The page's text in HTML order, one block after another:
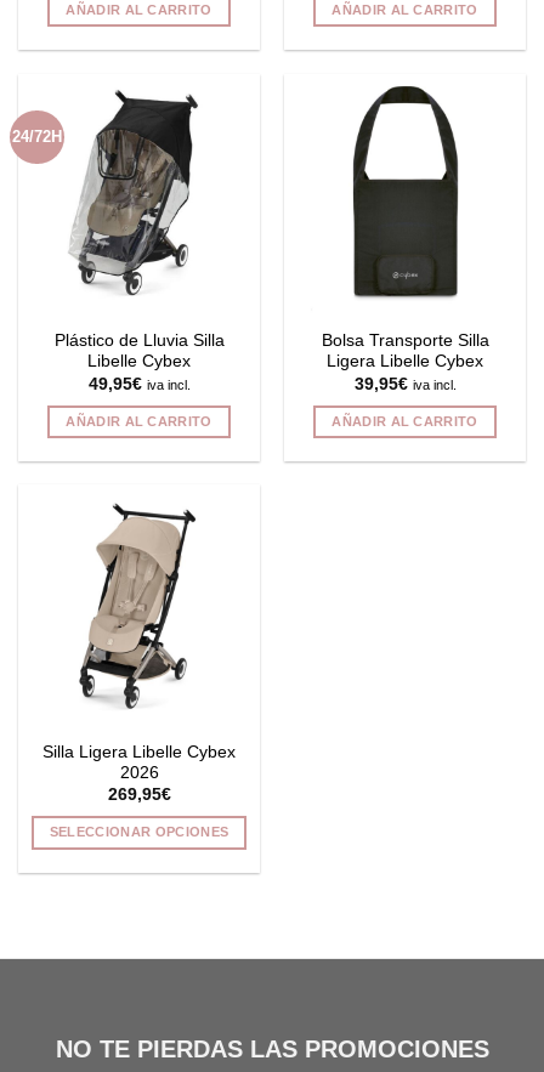
AÑADIR AL CARRITO AÑADIR AL CARRITO
24/72H
Plástico de Lluvia Silla
Libelle Cybex
49,95€ iva incl.
AÑADIR AL CARRITO
Bolsa Transporte Silla
Ligera Libelle Cybex
39,95€ iva incl.
AÑADIR AL CARRITO
Silla Ligera Libelle Cybex
2026
269,95€
SELECCIONAR OPCIONES
variantes.
se
NO TE PIERDAS LAS PROMOCIONES